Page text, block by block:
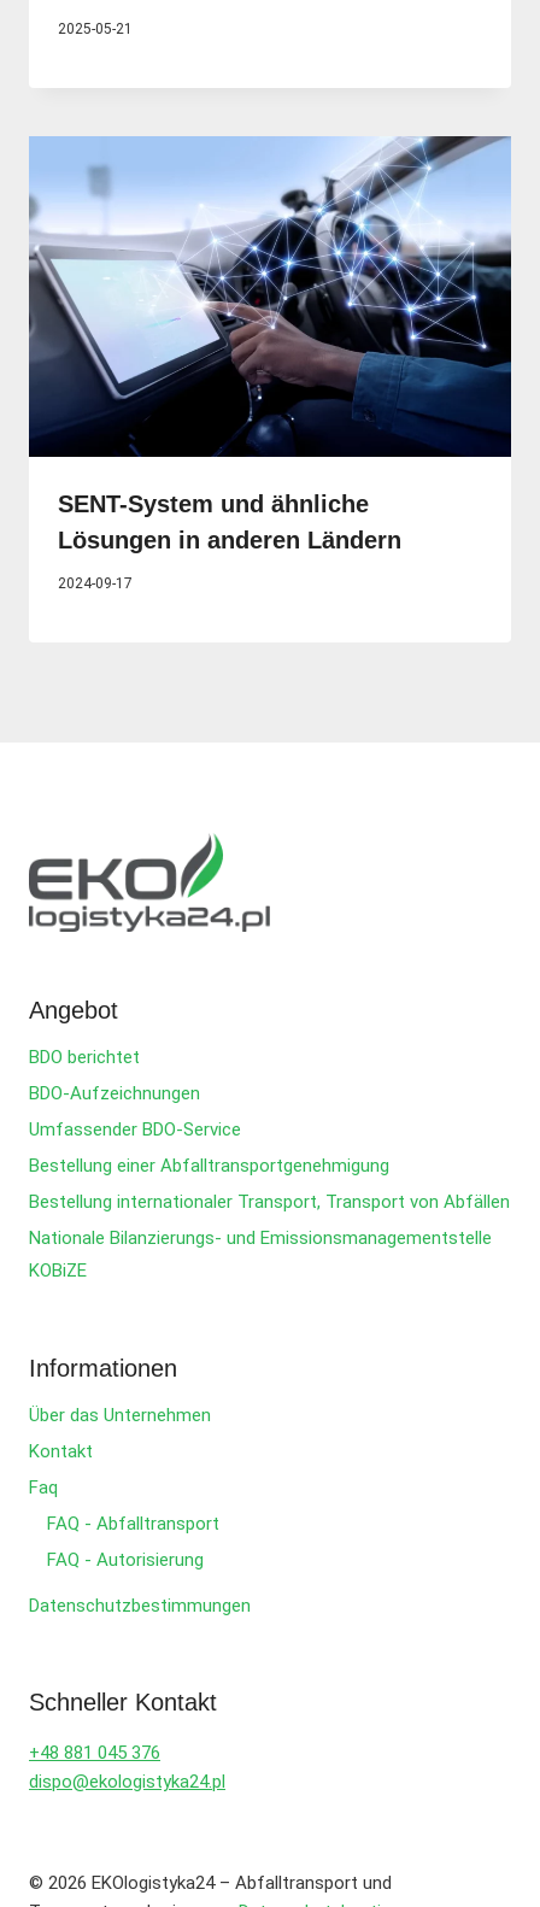
2025-05-21
SENT-System und ähnliche
Lösungen in anderen Ländern
2024-09-17
Angebot
BDO berichtet
BDO-Aufzeichnungen
Umfassender BDO-Service
Bestellung einer Abfalltransportgenehmigung
Bestellung internationaler Transport, Transport von Abfällen
Nationale Bilanzierungs- und Emissionsmanagementstelle
KOBiZE
Informationen
Über das Unternehmen
Kontakt
Faq
FAQ - Abfalltransport
FAQ - Autorisierung
Datenschutzbestimmungen
Schneller Kontakt
+48 881 045 376
dispo@ekologistyka24.pl
© 2026 EKOlogistyka24 – Abfalltransport und